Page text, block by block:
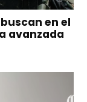
en el
avanzada